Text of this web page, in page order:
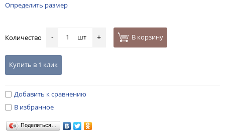
Определить размер
Количество - шт + В корзину
Купить в 1 клик
Добавить к сравнению
В избранное
Поделиться…